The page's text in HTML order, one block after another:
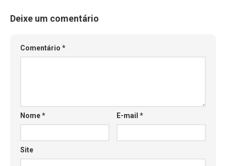
Deixe um comentário
Comentário *
Nome* E-mail*
Site